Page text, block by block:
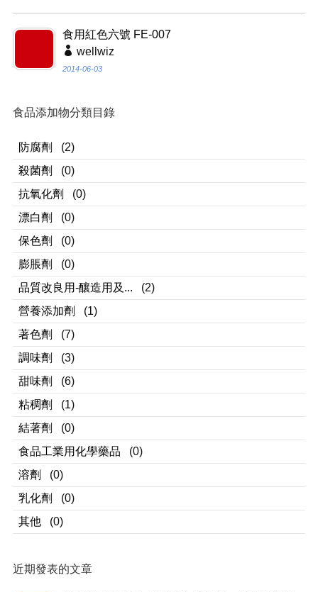
食用紅色六號 FE-007
wellwiz
2014-06-03
食品添加物分類目錄
防腐劑
(2)
殺菌劑
(0)
抗氧化劑
(0)
漂白劑
(0)
保色劑
(0)
膨脹劑
(0)
品質改良用-釀造用及...
(2)
營養添加劑
(1)
著色劑
(7)
調味劑
(3)
甜味劑
(6)
粘稠劑
(1)
結著劑
(0)
食品工業用化學藥品
(0)
溶劑
(0)
乳化劑
(0)
其他
(0)
近期發表的文章